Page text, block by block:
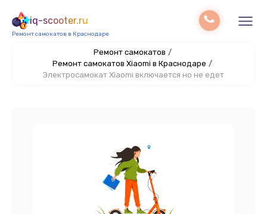
iq-scooter.ru
Ремонт самокатов в Краснодаре
Ремонт самокатов /
Ремонт самокатов Xiaomi в Краснодаре /
Электросамокат Xiaomi включается но не едет